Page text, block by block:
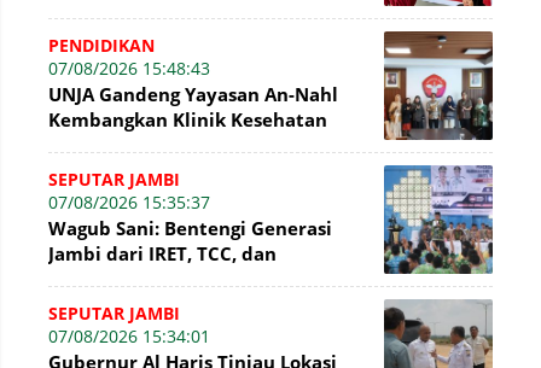
Sinsen
PENDIDIKAN
07/08/2026 15:48:43
UNJA Gandeng Yayasan An-Nahl
Kembangkan Klinik Kesehatan
SEPUTAR JAMBI
07/08/2026 15:35:37
Wagub Sani: Bentengi Generasi
Jambi dari IRET, TCC, dan
SEPUTAR JAMBI
07/08/2026 15:34:01
Gubernur Al Haris Tinjau Lokasi